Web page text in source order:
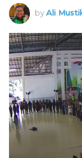
byAli